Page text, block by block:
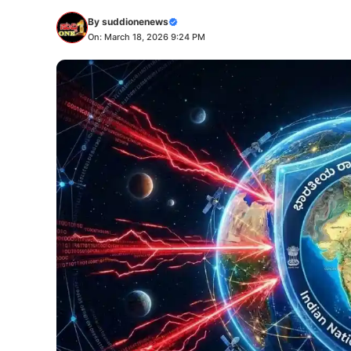
By suddionenews
On: March 18, 2026 9:24 PM